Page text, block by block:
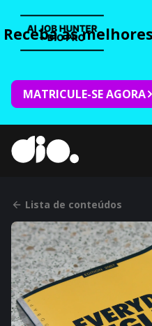
Receba as
MATRICULE-SE AGORA
Lista de conteúdos